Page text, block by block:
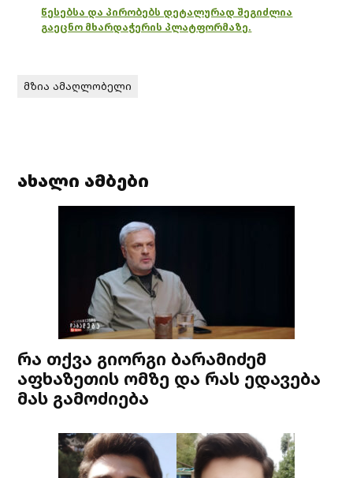
წესებსა და პირობებს დეტალურად შეგიძლია
გაეცნო მხარდაჭერის პლატფორმაზე.
მზია ამაღლობელი
ახალი ამბები
რა თქვა გიორგი ბარამიძემ
აფხაზეთის ომზე და რას ედავება
მას გამოძიება